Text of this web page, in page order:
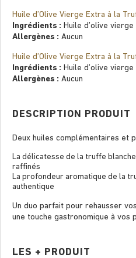
Huile d’Olive Vierge Extra à la
Ingrédients : Huile d’olive
Allergènes : Aucun
Huile d’Olive Vierge Extra à la
Ingrédients : Huile d’olive
Allergènes : Aucun
DESCRIPTION PRODUIT
Deux huiles complémentaires et
La délicatesse de la truffe
raffinés
La profondeur aromatique de la
authentique
Un duo parfait pour rehausser
une touche gastronomique à vos
LES + PRODUIT